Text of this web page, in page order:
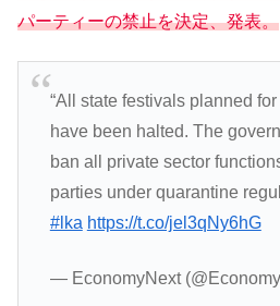
パーティーの禁止を決定、発表。
“All state festivals planned
have been halted. The
ban all private sector
parties under quarantine
#lka https://t.co/jel3qNy6hG
— EconomyNext